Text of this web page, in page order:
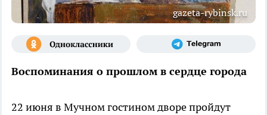
gazeta-rybinsk.ru
Воспоминания о прошлом в сердце города
22 июня в Мучном гостином дворе пройдут